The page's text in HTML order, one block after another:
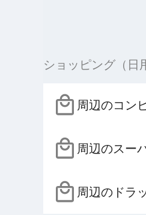
ショッピング（日
周辺のコン
周辺のスー
周辺のドラ